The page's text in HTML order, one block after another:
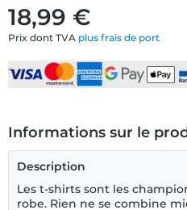
18,99 €
Prix dont TVA plus frais de port
Informations sur le
Description
Les t-shirts sont les
robe. Rien ne se combine